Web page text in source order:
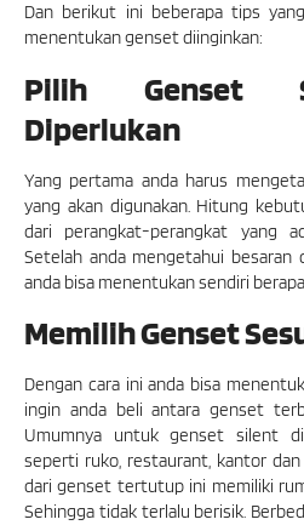
Dan berikut ini beberapa tips
menentukan genset diinginkan:
Pilih Genset
Diperlukan
Yang pertama anda harus
yang akan digunakan. Hitung
dari perangkat-perangkat yang
Setelah anda mengetahui besaran
anda bisa menentukan sendiri
Memilih Genset
Dengan cara ini anda bisa
ingin anda beli antara genset
Umumnya untuk genset silent
seperti ruko, restaurant, kantor dan
dari genset tertutup ini memiliki
Sehingga tidak terlalu berisik.